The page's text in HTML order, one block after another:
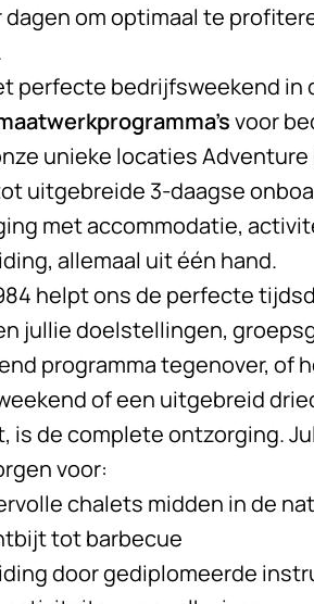
om optimaal te
perfecte bedrijfsweekend in
voor
unieke locaties Adventure
uitgebreide 3-daagse
met accommodatie,
allemaal uit één hand.
helpt ons de perfecte
jullie doelstellingen,
programma tegenover, of
of een uitgebreid
is de complete ontzorging.
voor:
chalets midden in de
tot barbecue
door gediplomeerde